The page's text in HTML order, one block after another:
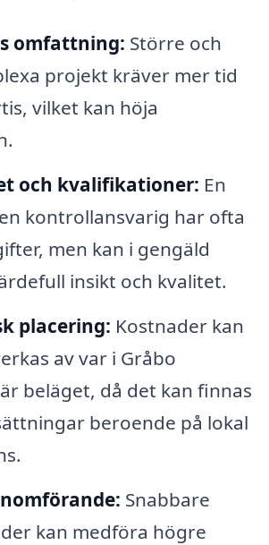
omfattning: Större och
projekt kräver mer tid
vilket kan höja
och kvalifikationer: En
kontrollansvarig har ofta
men kan i gengäld
insikt och kvalitet.
placering: Kostnader kan
av var i Gråbo
beläget, då det kan finnas
beroende på lokal
Snabbare
kan medföra högre